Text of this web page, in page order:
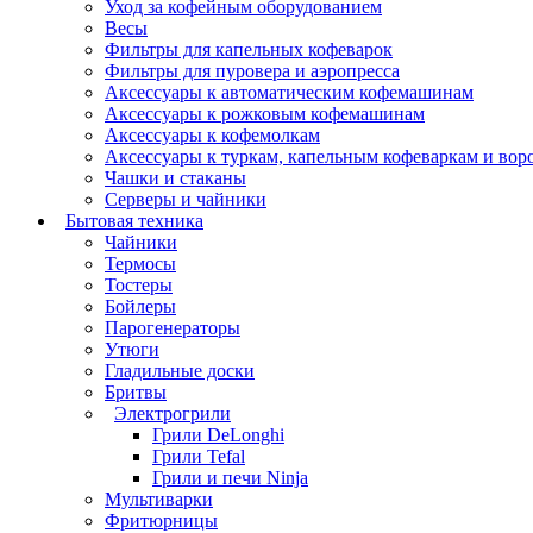
Уход за кофейным оборудованием
Весы
Фильтры для капельных кофеварок
Фильтры для пуровера и аэропресса
Аксессуары к автоматическим кофемашинам
Аксессуары к рожковым кофемашинам
Аксессуары к кофемолкам
Аксессуары к туркам, капельным кофеваркам и
Чашки и стаканы
Серверы и чайники
Бытовая техника
Чайники
Термосы
Тостеры
Бойлеры
Парогенераторы
Утюги
Гладильные доски
Бритвы
Электрогрили
Грили DeLonghi
Грили Tefal
Грили и печи Ninja
Мультиварки
Фритюрницы